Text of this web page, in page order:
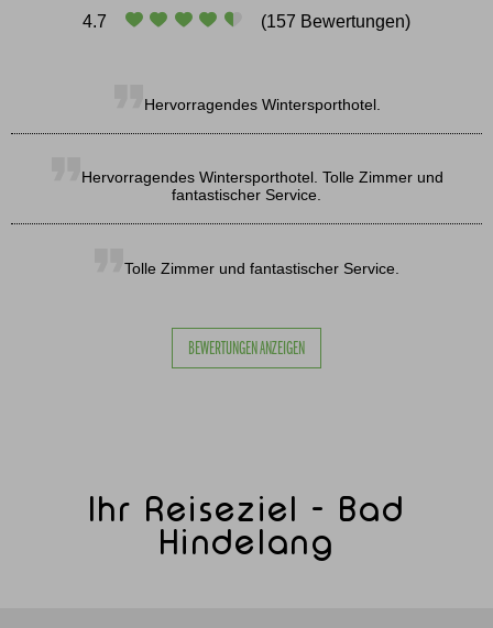
4.7 (157 Bewertungen)
Hervorragendes Wintersporthotel.
Hervorragendes Wintersporthotel. Tolle Zimmer und
fantastischer Service.
Tolle Zimmer und fantastischer Service.
BEWERTUNGEN ANZEIGEN
Ihr Reiseziel - Bad
Hindelang